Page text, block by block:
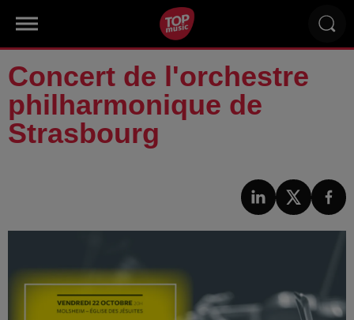
Concert de l'orchestre
philharmonique de
Strasbourg